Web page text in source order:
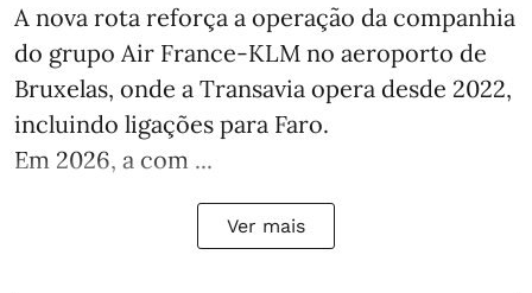
A nova rota reforça a operação da companhia
do grupo Air France-KLM no aeroporto de
Bruxelas, onde a Transavia opera desde 2022,
incluindo ligações para Faro.
Em 2026, a com ...
Ver mais